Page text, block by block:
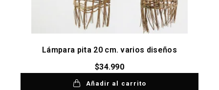
Lámpara pita 20 cm. varios diseños
$34.990
Añadir al carrito